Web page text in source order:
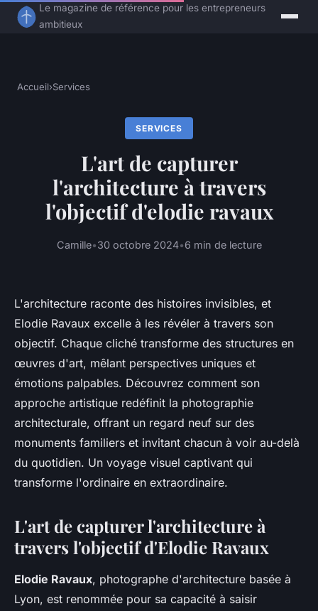
Le magazine de référence pour les entrepreneurs
ambitieux
Accueil›Services
SERVICES
L'art de capturer
l'architecture à travers
l'objectif d'elodie ravaux
Camille•30 octobre 2024•6 min de lecture
L'architecture raconte des histoires invisibles, et
Elodie Ravaux excelle à les révéler à travers son
objectif. Chaque cliché transforme des structures en
œuvres d'art, mêlant perspectives uniques et
émotions palpables. Découvrez comment son
approche artistique redéfinit la photographie
architecturale, offrant un regard neuf sur des
monuments familiers et invitant chacun à voir au-delà
du quotidien. Un voyage visuel captivant qui
transforme l'ordinaire en extraordinaire.
L'art de capturer l'architecture à
travers l'objectif d'Elodie Ravaux
Elodie Ravaux, photographe d'architecture basée à
Lyon, est renommée pour sa capacité à saisir